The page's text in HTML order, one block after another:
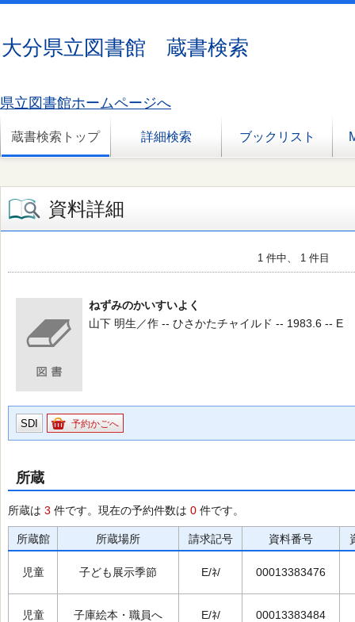
大分県立図書館 蔵書検索
県立図書館ホームページへ
蔵書検索トップ 詳細検索 ブックリスト
資料詳細
1 件中、 1 件目
ねずみのかいすいよく
山下 明生／作 -- ひさかたチャイルド -- 1983.6 -- E
SDI 予約かごへ
所蔵
所蔵は 3 件です。現在の予約件数は 0 件です。
所蔵館 所蔵場所 請求記号 資料番号
児童 子ども展示季節 E/ﾈ/ 00013383476
児童 子庫絵本・職員へ E/ﾈ/ 00013383484